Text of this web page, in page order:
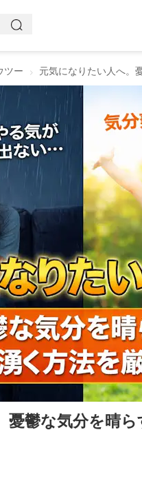
ツー 元気になりたい人へ。
憂鬱な気分を晴